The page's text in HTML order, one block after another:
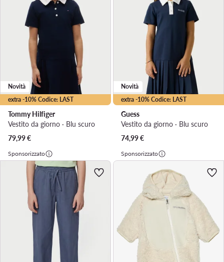
extra -10% Codice: LAST
Novità
Tommy Hilfiger
Vestito da giorno · Blu scuro
79,99€
extra -10% Codice: LAST
Novità
Guess
Vestito da giorno · Blu scuro
74,99€
Sponsorizzato Sponsorizzato